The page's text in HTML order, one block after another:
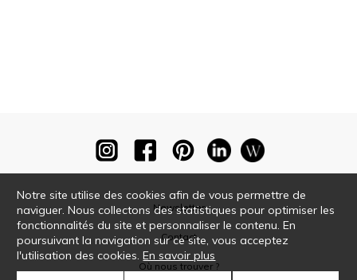
Newsletter
Contact
Où nous trouver ?
Notre site utilise des cookies afin de vous permettre de
naviguer. Nous collectons des statistiques pour optimiser les
fonctionnalités du site et personnaliser le contenu. En
poursuivant la navigation sur ce site, vous acceptez
l'utilisation des cookies.En savoir plus